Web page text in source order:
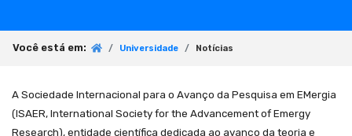
Você está em: Universidade Notícias
A Sociedade Internacional para o Avanço da Pesquisa em EMergia
(ISAER, International Society for the Advancement of Emergy
Research), entidade científica dedicada ao avanço da teoria e